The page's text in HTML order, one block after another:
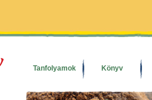
Tanfolyamok Könyv